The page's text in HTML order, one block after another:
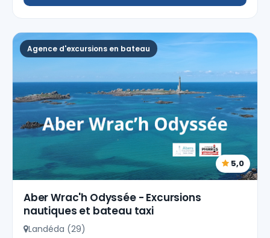
Agence d'excursions en bateau
5,0
Aber Wrac'h Odyssée - Excursions
nautiques et bateau taxi
Landéda (29)